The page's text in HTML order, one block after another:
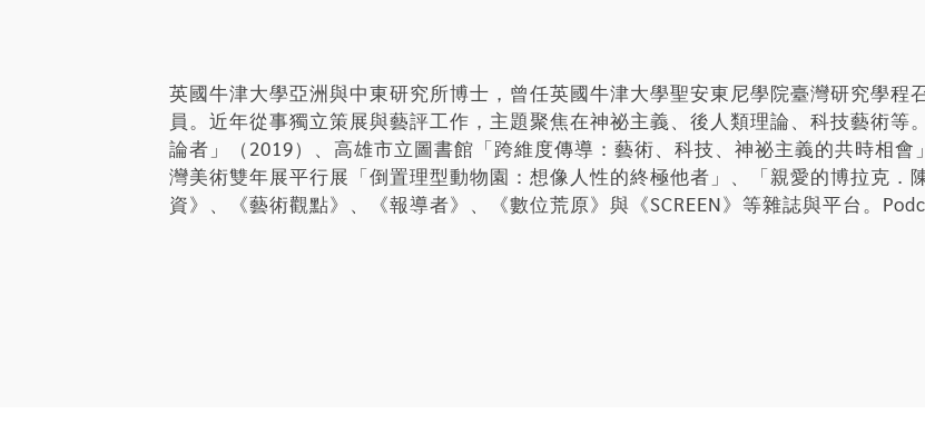
英國牛津大學亞洲與中東研究所博士，曾任英國牛津大學聖安東尼學院臺灣研究學程
員。近年從事獨立策展與藝評工作，主題聚焦在神祕主義、後人類理論、科技藝術等
論者」（2019）、高雄市立圖書館「跨維度傳導：藝術、科技、神祕主義的共時相
灣美術雙年展平行展「倒置理型動物園：想像人性的終極他者」、「親愛的博拉克．
資》、《藝術觀點》、《報導者》、《數位荒原》與《SCREEN》等雜誌與平台。